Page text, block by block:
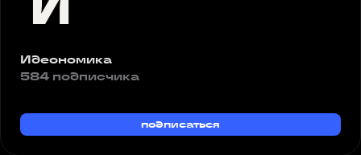
Идеономика
584 подписчика
подписаться